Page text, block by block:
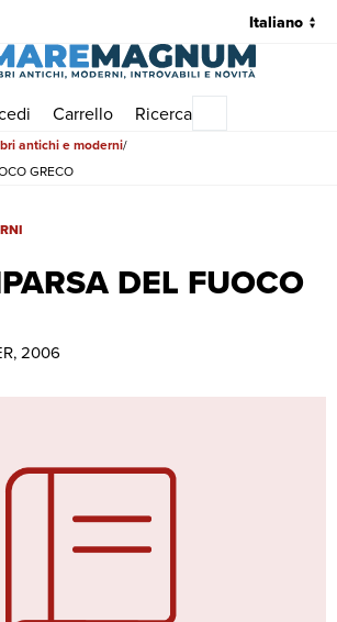
Carrello Ricerca
antichi e moderni
GRECO
DEL FUOCO
FUOCO GRECO | Libri antichi e moderni |
2006